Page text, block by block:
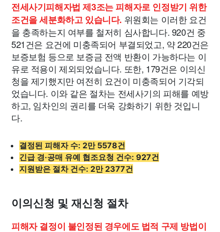
전세사기피해자법 제3조는 피해자로 인정받기 위한
조건을 세분화하고 있습니다. 위원회는 이러한 요건
을 충족하는지 여부를 철저히 심사합니다. 920건 중
521건은 요건에 미충족되어 부결되었고, 약 220건은
보증보험 등으로 보증금 전액 반환이 가능하다는 이
유로 적용이 제외되었습니다. 또한, 179건은 이의신
청을 제기했지만 여전히 요건이 미충족되어 기각되
었습니다. 이와 같은 절차는 전세사기의 피해를 예방
하고, 임차인의 권리를 더욱 강화하기 위한 것입니
다.
결정된 피해자 수: 2만 5578건
긴급 경·공매 유예 협조요청 건수: 927건
지원받은 절차 건수: 2만 2377건
이의신청 및 재신청 절차
피해자 결정이 불인정된 경우에도 법적 구제 방법이